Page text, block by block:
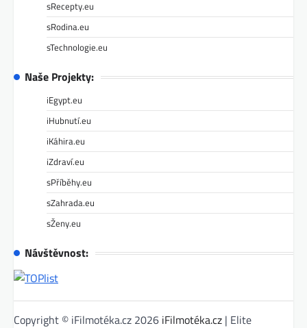
sRecepty.eu
sRodina.eu
sTechnologie.eu
Naše Projekty:
iEgypt.eu
iHubnutí.eu
iKáhira.eu
iZdraví.eu
sPříběhy.eu
sZahrada.eu
sŽeny.eu
Návštěvnost:
Copyright © iFilmotéka.cz 2026 iFilmotéka.cz | Elite